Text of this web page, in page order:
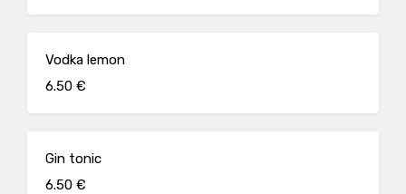
Vodka lemon
6.50 €
Gin tonic
6.50 €